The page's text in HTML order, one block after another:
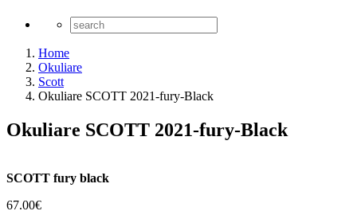
Home
Okuliare
Scott
Okuliare SCOTT 2021-fury-Black
Okuliare SCOTT 2021-fury-Black
SCOTT fury black
67.00€